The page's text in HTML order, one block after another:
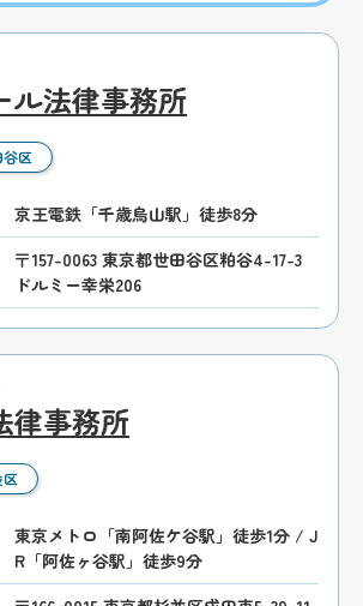
ル法律事務所
谷区
京王電鉄「千歳烏山駅」徒歩8分
〒157-0063 東京都世田谷区粕谷4-17-3
ドルミー幸栄206
律事務所
区
東京メトロ「南阿佐ケ谷駅」徒歩1分 / J
R「阿佐ヶ谷駅」徒歩9分